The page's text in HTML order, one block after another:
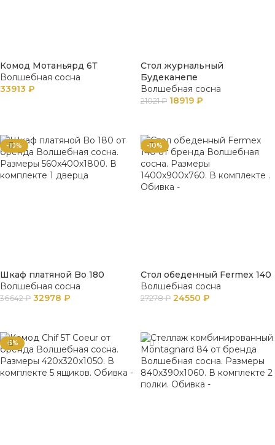
Комод Мотаньярд 6Т
Волшебная сосна
33913 ₽
Стол журнальный
Будеканепе
Волшебная сосна
21021₽ 18919 ₽
-10%
Шкаф платяной Bo 180
Волшебная сосна
36642₽ 32978 ₽
-10%
Стол обеденный Fermex 140
Волшебная сосна
27278₽ 24550 ₽
-5%